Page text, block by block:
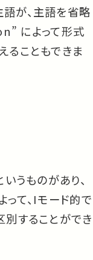
が、主語を省略
によって形式
ることもできま
いうものがあり、
て、Iモード的で
別することができ